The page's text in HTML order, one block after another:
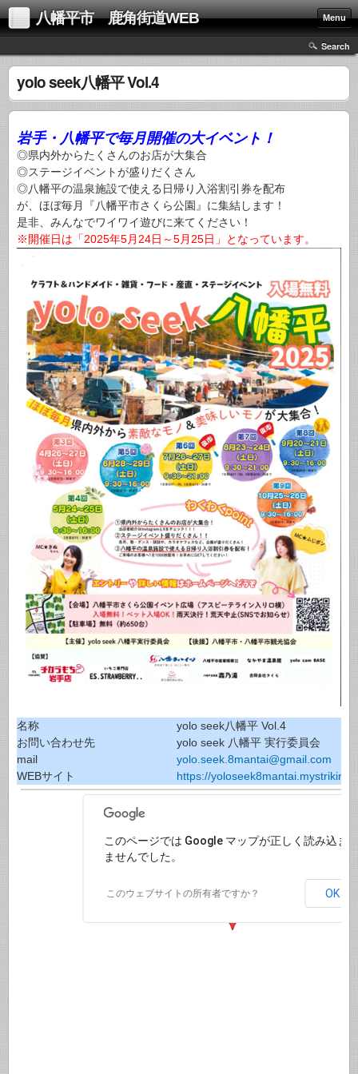
八幡平市 鹿角街道WEB Menu
Search
yolo seek八幡平 Vol.4
岩手・八幡平で毎月開催の大イベント！
◎県内外からたくさんのお店が大集合
◎ステージイベントが盛りだくさん
◎八幡平の温泉施設で使える日帰り入浴割引券を配布
が、ほぼ毎月『八幡平市さくら公園』に集結します！
是非、みんなでワイワイ遊びに来てください！
※開催日は「2025年5月24日～5月25日」となっています。
名称
yolo seek八幡平 Vol.4
お問い合わせ先
yolo seek 八幡平 実行委員会
mail
yolo.seek.8mantai@gmail.com
WEBサイト
https://
このページでは Google マップが正しく読み込ま
ませんでした。
このウェブサイトの所有者ですか？ OK